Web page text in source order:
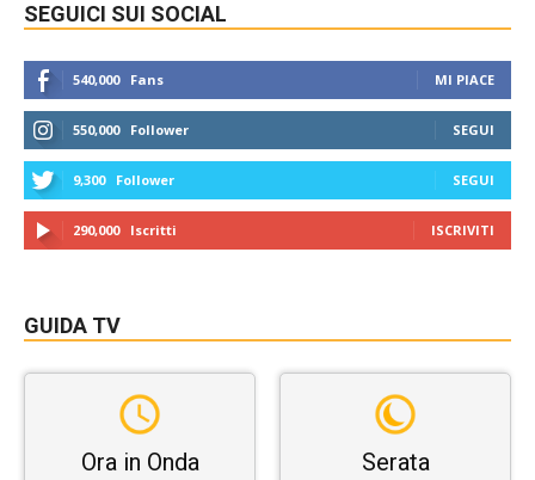
SEGUICI SUI SOCIAL
540,000 Fans MI PIACE
550,000 Follower SEGUI
9,300 Follower SEGUI
290,000 Iscritti ISCRIVITI
GUIDA TV
Ora in Onda Serata